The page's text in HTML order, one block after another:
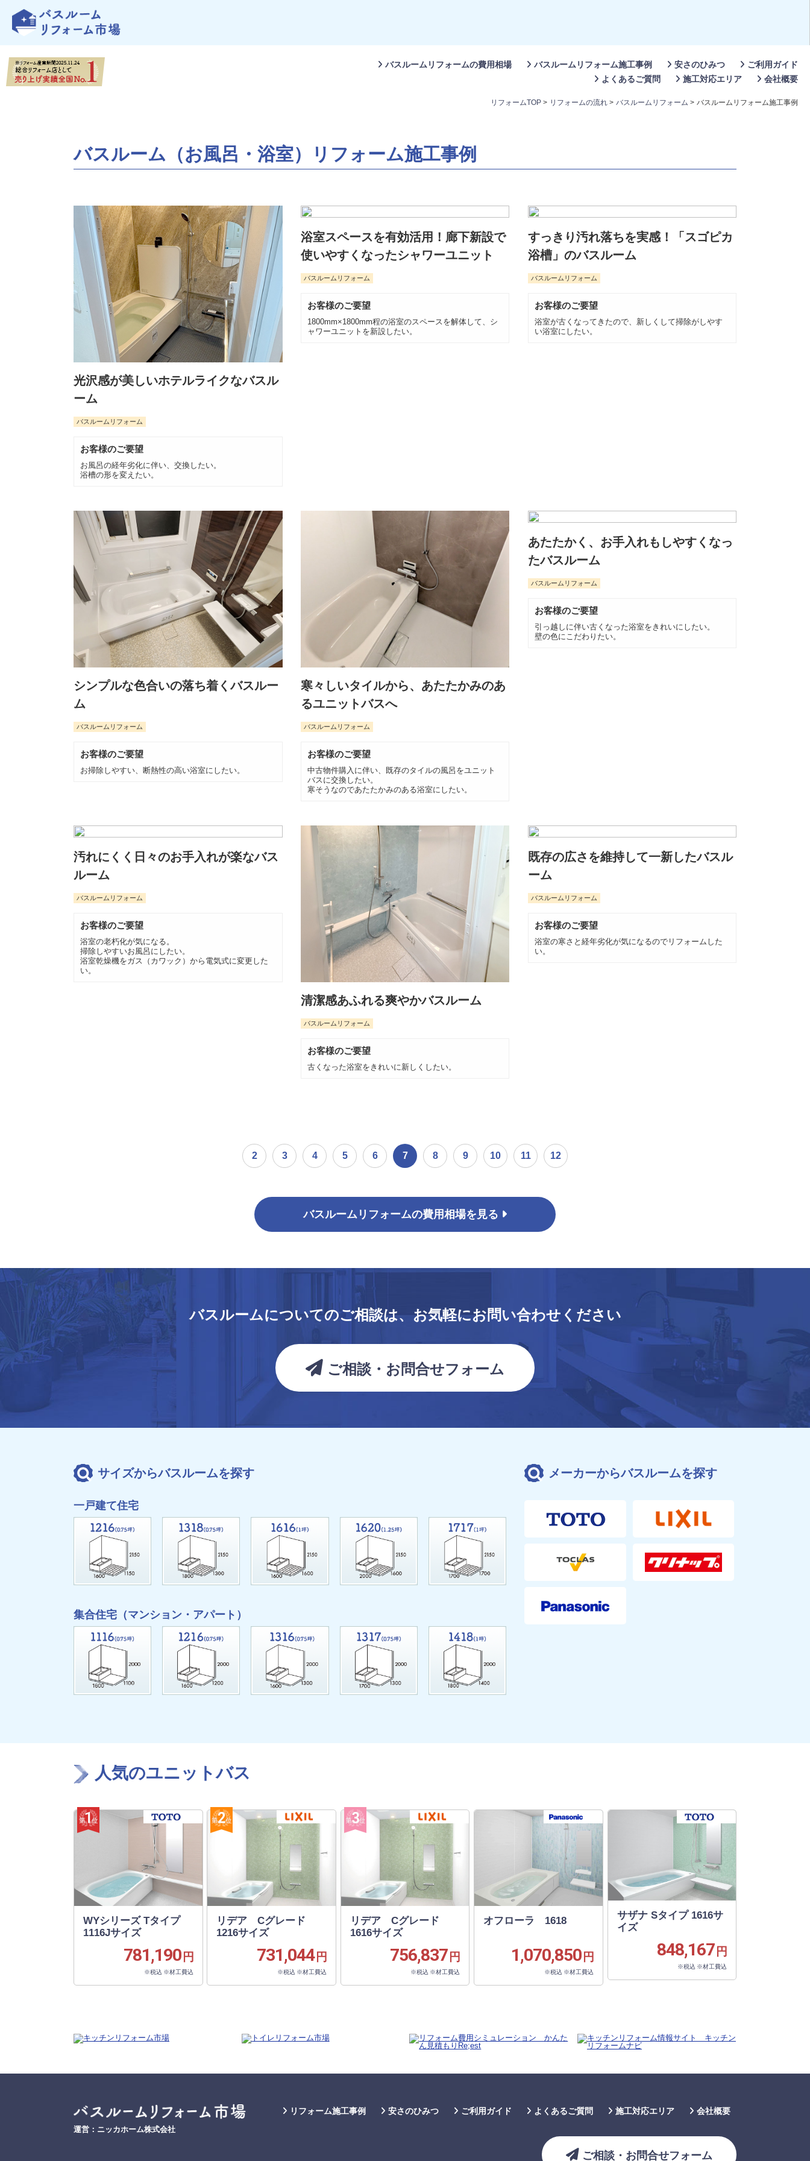
バスルームリフォームの費用相場 バスルームリフォーム施工事例 安さのひみつ
ご利用ガイド
よくあるご質問
施工対応エリア 会社概要
リフォームTOP > リフォームの流れ > バスルームリフォーム > バスルームリフォーム施工事例
バスルーム（お風呂・浴室）リフォーム施工事例
光沢感が美しいホテルライクなバスル
ーム
バスルームリフォーム
お客様のご要望
お風呂の経年劣化に伴い、交換したい。
浴槽の形を変えたい。
浴室スペースを有効活用！廊下新設で
使いやすくなったシャワーユニット
バスルームリフォーム
お客様のご要望
1800mm×1800mm程の浴室のスペースを解体して、シ
ャワーユニットを新設したい。
すっきり汚れ落ちを実感！「スゴピカ
浴槽」のバスルーム
バスルームリフォーム
お客様のご要望
浴室が古くなってきたので、新しくして掃除がしやす
い浴室にしたい。
シンプルな色合いの落ち着くバスルー
ム
バスルームリフォーム
お客様のご要望
お掃除しやすい、断熱性の高い浴室にしたい。
寒々しいタイルから、あたたかみのあ
るユニットバスへ
バスルームリフォーム
お客様のご要望
中古物件購入に伴い、既存のタイルの風呂をユニット
バスに交換したい。
寒そうなのであたたかみのある浴室にしたい。
あたたかく、お手入れもしやすくなっ
たバスルーム
バスルームリフォーム
お客様のご要望
引っ越しに伴い古くなった浴室をきれいにしたい。
壁の色にこだわりたい。
汚れにくく日々のお手入れが楽なバス
ルーム
バスルームリフォーム
お客様のご要望
浴室の老朽化が気になる。
掃除しやすいお風呂にしたい。
浴室乾燥機をガス（カワック）から電気式に変更した
い。
清潔感あふれる爽やかバスルーム
バスルームリフォーム
お客様のご要望
古くなった浴室をきれいに新しくしたい。
既存の広さを維持して一新したバスル
ーム
バスルームリフォーム
お客様のご要望
浴室の寒さと経年劣化が気になるのでリフォームした
い。
2 3 4 5 6 7 8 9 10 11 12
バスルームリフォームの費用相場を見る
バスルームについてのご相談は、お気軽にお問い合わせください
ご相談・お問合せフォーム
サイズからバスルームを探す
一戸建て住宅
集合住宅（マンション・アパート）
メーカーからバスルームを探す
人気のユニットバス
WYシリーズ Tタイプ
1116Jサイズ
781,190 円
※税込 ※材工費込
リデア Cグレード
1216サイズ
731,044 円
※税込 ※材工費込
リデア Cグレード
1616サイズ
756,837 円
※税込 ※材工費込
オフローラ 1618
1,070,850 円
※税込 ※材工費込
サザナ Sタイプ 1616サ
イズ
848,167 円
※税込 ※材工費込
運営：ニッカホーム株式会社
リフォーム施工事例 安さのひみつ ご利用ガイド よくあるご質問 施工対応エリア 会社概要
ご相談・お問合せフォーム